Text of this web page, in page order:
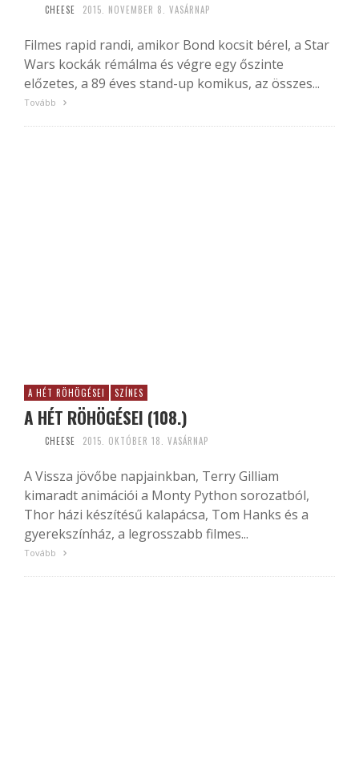
CHEESE 2015. NOVEMBER 8. VASÁRNAP
Filmes rapid randi, amikor Bond kocsit bérel, a Star
Wars kockák rémálma és végre egy őszinte
előzetes, a 89 éves stand-up komikus, az összes...
Tovább
A HÉT RÖHÖGÉSEI SZÍNES
A HÉT RÖHÖGÉSEI (108.)
CHEESE 2015. OKTÓBER 18. VASÁRNAP
A Vissza jövőbe napjainkban, Terry Gilliam
kimaradt animációi a Monty Python sorozatból,
Thor házi készítésű kalapácsa, Tom Hanks és a
gyerekszínház, a legrosszabb filmes...
Tovább